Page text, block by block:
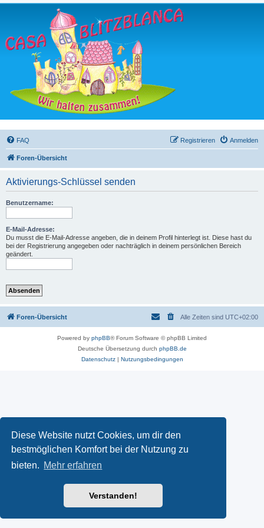
Diese Website nutzt Cookies, um dir den
bestmöglichen Komfort bei der Nutzung zu
bieten. Mehr erfahren
Verstanden!
FAQ Anmelden
Registrieren
Foren-Übersicht
Aktivierungs-Schlüssel senden
Benutzername:
E-Mail-Adresse:
Du musst die E-Mail-Adresse angeben, die in deinem Profil hinterlegt ist. Diese hast du
bei der Registrierung angegeben oder nachträglich in deinem persönlichen Bereich
geändert.
Foren-Übersicht Alle Zeiten sind UTC+02:00
Powered by phpBB® Forum Software © phpBB Limited
Deutsche Übersetzung durch phpBB.de
Datenschutz| Nutzungsbedingungen